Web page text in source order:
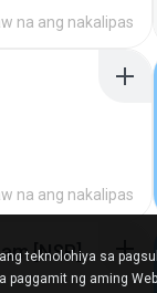
na ang nakalipas
na ang nakalipas
Tomodachi Life Living the Dream [NSP].torrent
teknolohiya sa
paggamit ng aming